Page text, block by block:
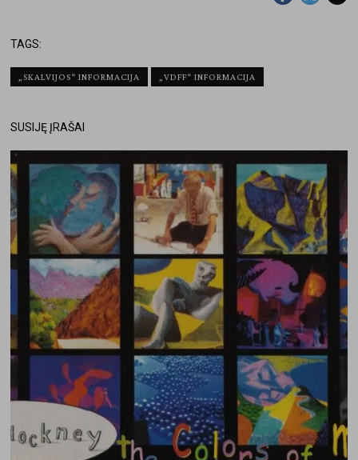
TAGS:
„SKALVIJOS“ INFORMACIJA „VDFF“ INFORMACIJA
SUSIJĘ ĮRAŠAI